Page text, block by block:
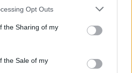
Opt Outs
the Sharing of my
the Sale of my
přes rekordních 33 stupňů,
Povrchová teplota moře u
Mallorky ve středu odpoledne